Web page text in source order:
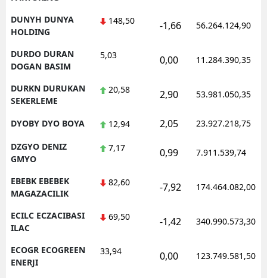
DUNYH DUNYA
HOLDING
148,50 -1,66 56.264.124,90
DURDO DURAN
DOGAN BASIM
5,03 0,00 11.284.390,35
DURKN DURUKAN
SEKERLEME
20,58 2,90 53.981.050,35
DYOBY DYO BOYA 12,94 2,05 23.927.218,75
DZGYO DENIZ
GMYO
7,17 0,99 7.911.539,74
EBEBK EBEBEK
MAGAZACILIK
82,60 -7,92 174.464.082,00
ECILC ECZACIBASI
ILAC
69,50 -1,42 340.990.573,30
ECOGR ECOGREEN
ENERJI
33,94 0,00 123.749.581,50